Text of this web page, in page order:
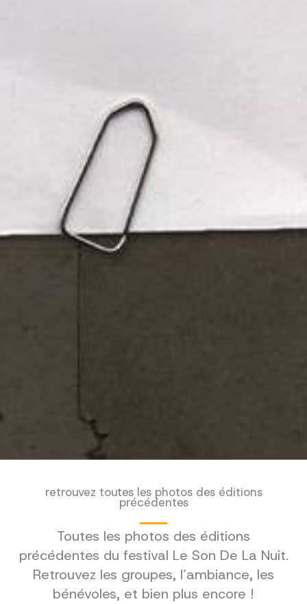
retrouvez toutes les photos des éditions
précédentes
Toutes les photos des éditions
précédentes du festival Le Son De La Nuit.
Retrouvez les groupes, l’ambiance, les
bénévoles, et bien plus encore !